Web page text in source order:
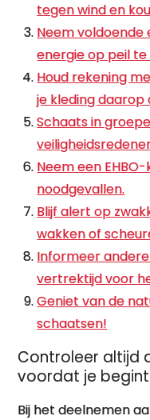
tegen wind en
Neem
energie op peil te
Houd rekening
je kleding daarop
Schaats in
Neem een
noodgevallen.
Blijf alert op
wakken of
Informeer
vertrektijd voor
Geniet van de
schaatsen!
Controleer altijd
voordat je
Bij het deelnemen